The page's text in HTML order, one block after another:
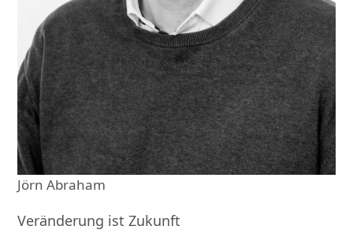
Jörn Abraham
Veränderung ist Zukunft